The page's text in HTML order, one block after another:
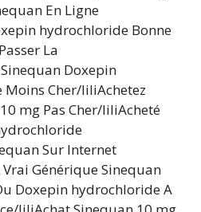
En Ligne
hydrochloride Bonne
La
Doxepin
Cher/liliAchetez
mg Pas Cher/liliAcheté
Sur Internet
Générique Sinequan
Doxepin hydrochloride A